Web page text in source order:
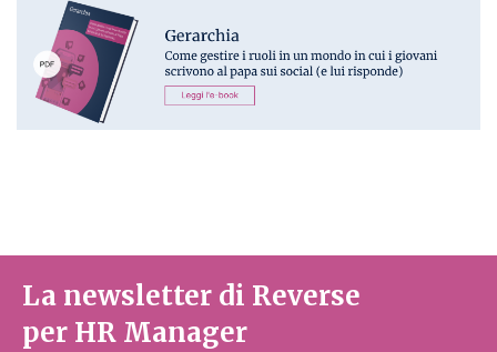
La newsletter di Reverse
per HR Manager